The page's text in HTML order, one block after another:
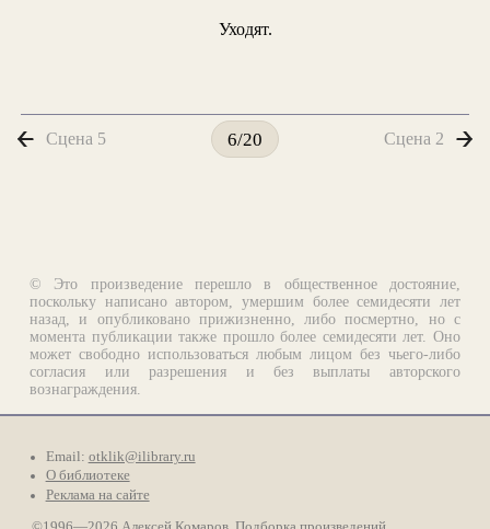
Уходят.
Сцена 5 6/20 Сцена 2
© Это произведение перешло в общественное достояние,
поскольку написано автором, умершим более семидесяти лет
назад, и опубликовано прижизненно, либо посмертно, но с
момента публикации также прошло более семидесяти лет. Оно
может свободно использоваться любым лицом без чьего-либо
согласия или разрешения и без выплаты авторского
вознаграждения.
Email: otklik@ilibrary.ru
О библиотеке
Реклама на сайте